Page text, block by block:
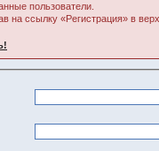
пользователи.
на ссылку «Регистрация» в